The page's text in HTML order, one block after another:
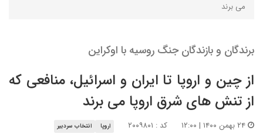
می برند
برندگان و بازندگان جنگ روسیه با اوکراین
از چین و اروپا تا ایران و اسرائیل، منافعی که
از تنش های شرق اروپا می برند
کد : ۲۰۰۹۸۰۱ اروپا انتخاب سردبیر